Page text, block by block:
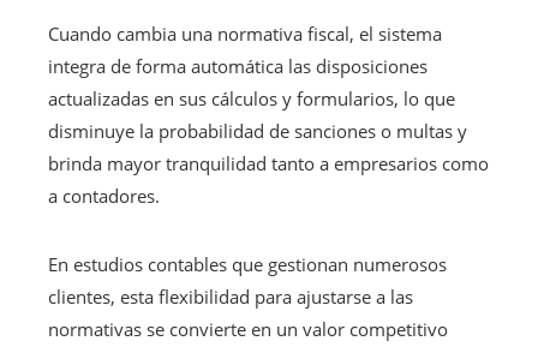
Cuando cambia una normativa fiscal, el sistema
integra de forma automática las disposiciones
actualizadas en sus cálculos y formularios, lo que
disminuye la probabilidad de sanciones o multas y
brinda mayor tranquilidad tanto a empresarios como
a contadores.
En estudios contables que gestionan numerosos
clientes, esta flexibilidad para ajustarse a las
normativas se convierte en un valor competitivo